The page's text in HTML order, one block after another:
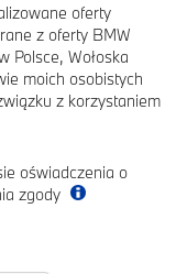
oferty
z oferty BMW
Polsce, Wołoska
moich osobistych
z korzystaniem
oświadczenia o
zgody